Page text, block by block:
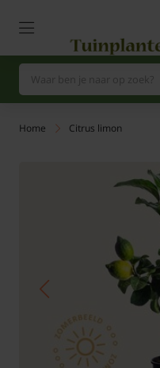
Home Citrus limon